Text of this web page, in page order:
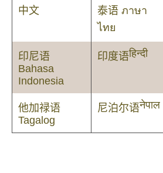
中文 泰语 ภาษา
ไทย
印尼语
Bahasa
Indonesia
印度语हिन्दी
他加禄语
Tagalog
尼泊尔语नेपाल